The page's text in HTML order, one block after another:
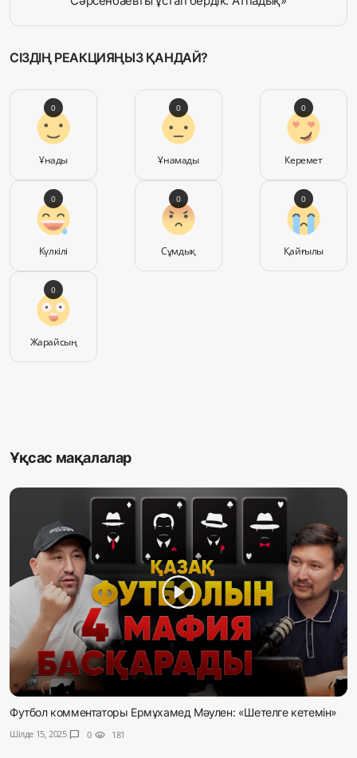
СІЗДІҢ РЕАКЦИЯҢЫЗ ҚАНДАЙ?
Ұнады
0
Ұнамады
0
Керемет
0
Күлкілі
0
Сұмдық
0
Қайғылы
0
Жарайсың
0
Ұқсас мақалалар
Футбол комментаторы Ермұхамед Мәулен: «Шетелге кетемін»
Шілде 15, 2025 chat_bubble 0 visibility 181